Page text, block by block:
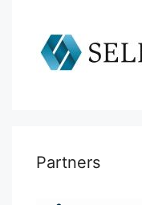
Partners